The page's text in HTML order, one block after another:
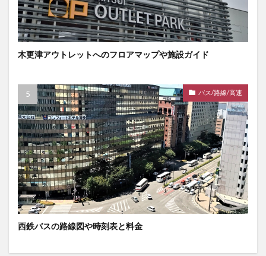
木更津アウトレットへのフロアマップや施設ガイド
バス/路線/高速
西鉄バスの路線図や時刻表と料金